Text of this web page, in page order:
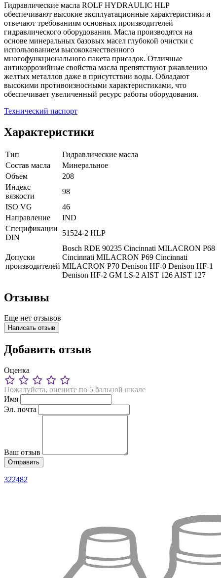
Гидравлические масла ROLF HYDRAULIC HLP
обеспечивают высокие эксплуатационные характеристики и
отвечают требованиям основных производителей
гидравлического оборудования. Масла производятся на
основе минеральных базовых масел глубокой очистки с
использованием высококачественного
многофункционального пакета присадок. Отличные
антикоррозийные свойства масла препятствуют ржавлению
желтых металлов даже в присутствии воды. Обладают
высокими противоизносными характеристиками, что
обеспечивает увеличенный ресурс работы оборудования.
Технический паспорт
Характеристики
Тип
Гидравлические масла
Состав масла
Минеральное
Объем
208
Индекс
вязкости
98
ISO VG
46
Направление
IND
Спецификации
DIN
51524-2 HLP
Допуски
производителей
Bosch RDE 90235 Cincinnati MILACRON P68
Cincinnati MILACRON P69 Cincinnati
MILACRON P70 Denison HF-0 Denison HF-1
Denison HF-2 GM LS-2 AIST 126 AIST 127
Отзывы
Еще нет отзывов
Написать отзыв
Добавить отзыв
Оценка
Пожалуйста, оцените по 5 бальной шкале
Имя
Эл. почта
Ваш отзыв
322482